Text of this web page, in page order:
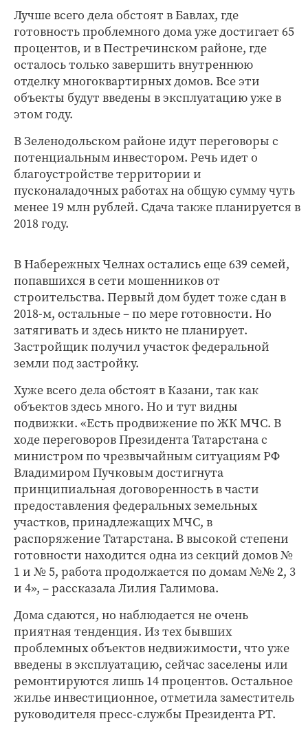
Лучше всего дела обстоят в Бавлах, где
готовность проблемного дома уже достигает 65
процентов, и в Пестречинском районе, где
осталось только завершить внутреннюю
отделку многоквартирных домов. Все эти
объекты будут введены в эксплуатацию уже в
этом году.
В Зеленодольском районе идут переговоры с
потенциальным инвестором. Речь идет о
благоустройстве территории и
пусконаладочных работах на общую сумму чуть
менее 19 млн рублей. Сдача также планируется в
2018 году.
В Набережных Челнах остались еще 639 семей,
попавшихся в сети мошенников от
строительства. Первый дом будет тоже сдан в
2018-м, остальные – по мере готовности. Но
затягивать и здесь никто не планирует.
Застройщик получил участок федеральной
земли под застройку.
Хуже всего дела обстоят в Казани, так как
объектов здесь много. Но и тут видны
подвижки. «Есть продвижение по ЖК МЧС. В
ходе переговоров Президента Татарстана с
министром по чрезвычайным ситуациям РФ
Владимиром Пучковым достигнута
принципиальная договоренность в части
предоставления федеральных земельных
участков, принадлежащих МЧС, в
распоряжение Татарстана. В высокой степени
готовности находится одна из секций домов №
1 и № 5, работа продолжается по домам №№ 2, 3
и 4», – рассказала Лилия Галимова.
Дома сдаются, но наблюдается не очень
приятная тенденция. Из тех бывших
проблемных объектов недвижимости, что уже
введены в эксплуатацию, сейчас заселены или
ремонтируются лишь 14 процентов. Остальное
жилье инвестиционное, отметила заместитель
руководителя пресс-службы Президента РТ.